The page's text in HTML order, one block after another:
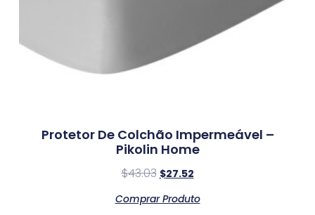
Protetor De Colchão Impermeável –
Pikolin Home
$43.03 $27.52
Comprar Produto